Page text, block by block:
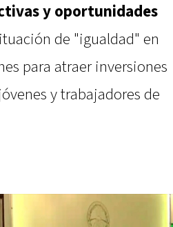
y oportunidades
de "igualdad" en
para atraer inversiones
y trabajadores de